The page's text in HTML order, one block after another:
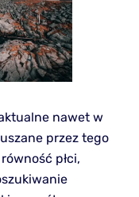
nawet w
przez tego
płci,